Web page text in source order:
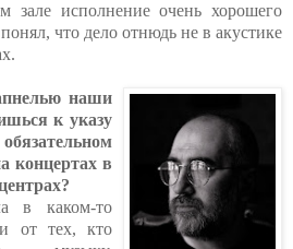
зале исполнение очень хорошего
что дело отнюдь не в акустике
наши
к указу
концертах в
в каком-то
от тех, кто